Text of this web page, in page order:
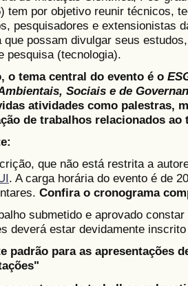
tem por objetivo reunir técnicos,
pesquisadores e extensionistas
que possam divulgar seus
pesquisa (tecnologia).
o tema central do evento é o
Sociais e de
atividades como palestras,
de trabalhos relacionados ao
que não está restrita a
. A carga horária do evento é de
Confira o cronograma
submetido e aprovado
deverá estar devidamente
padrão para as apresentações